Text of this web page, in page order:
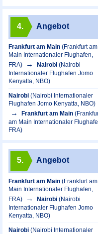
4. Angebot
Frankfurt am Main (Frankfurt am
Main Internationaler Flughafen,
FRA)
Nairobi (Nairobi
Internationaler Flughafen Jomo
Kenyatta, NBO)
Nairobi (Nairobi Internationaler
Flughafen Jomo Kenyatta, NBO)
Frankfurt am Main
am Main Internationaler
FRA)
5. Angebot
Frankfurt am Main (Frankfurt am
Main Internationaler Flughafen,
FRA)
Nairobi (Nairobi
Internationaler Flughafen Jomo
Kenyatta, NBO)
Nairobi (Nairobi Internationaler